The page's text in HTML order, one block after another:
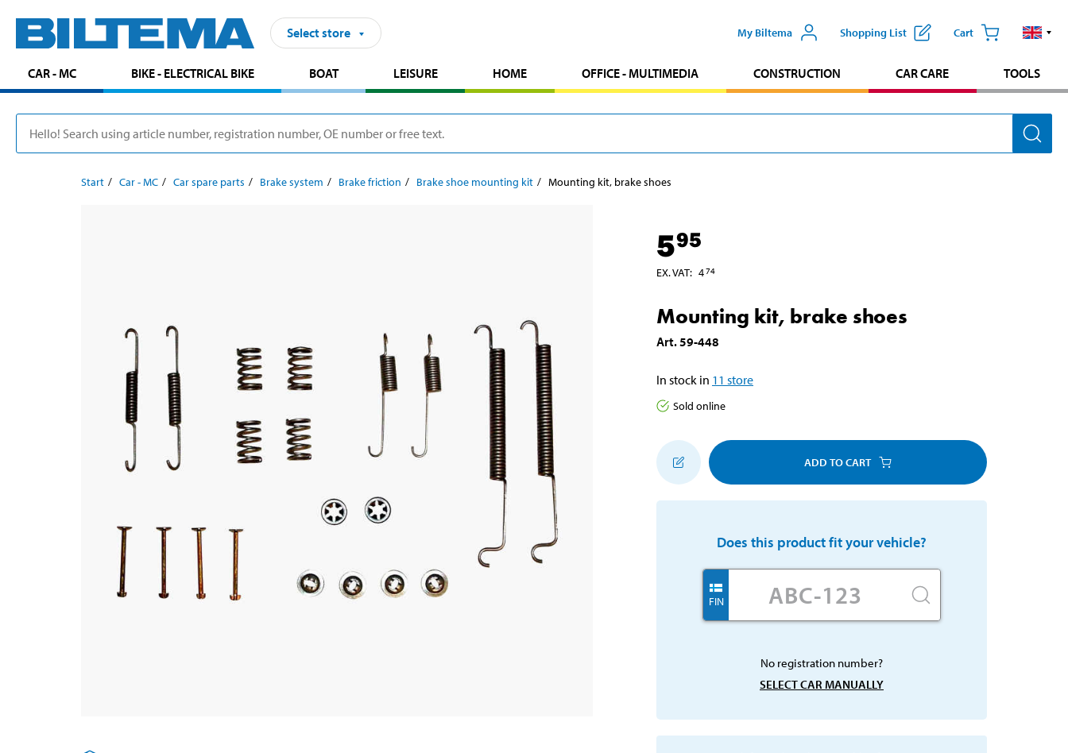
Select store My Biltema Shopping List Cart
CAR - MC BIKE - ELECTRICAL BIKE BOAT LEISURE HOME OFFICE - MULTIMEDIA CONSTRUCTION CAR CARE TOOLS
Start Car - MC Car spare parts Brake system Brake friction Brake shoe mounting kit Mounting kit, brake shoes
595
EX. VAT: 474
Mounting kit, brake shoes
Art.59-448
In stock in 11 store
Sold online
ADD TO CART
Does this product fit your vehicle?
FIN
No registration number?
SELECT CAR MANUALLY